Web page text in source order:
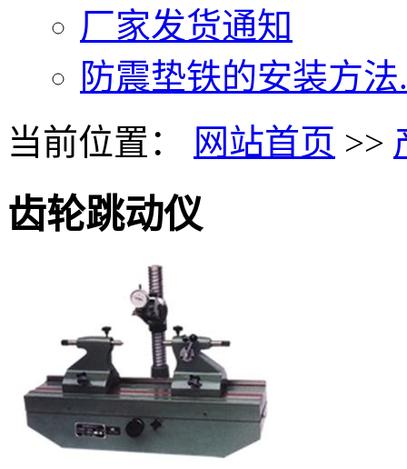
厂家发货通知
防震垫铁的安装方法
当前位置：
网站首页 >>
齿轮跳动仪